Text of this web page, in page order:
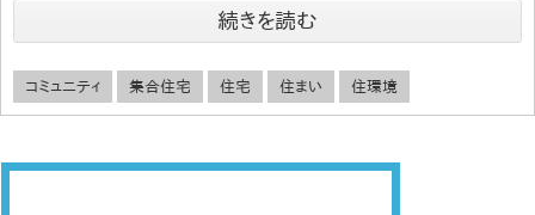
続きを読む
コミュニティ 集合住宅 住宅 住まい 住環境